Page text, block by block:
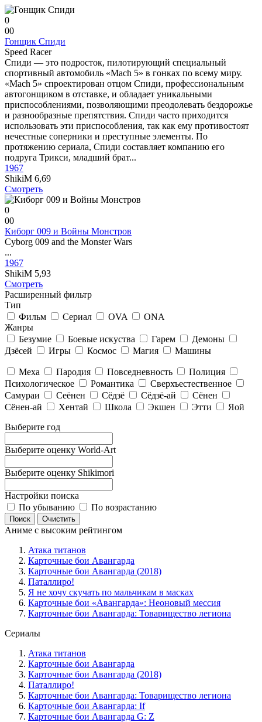
0
00
Гонщик Спиди
Speed Racer
Спиди — это подросток, пилотирующий специальный
спортивный автомобиль «Mach 5» в гонках по всему миру.
«Mach 5» спроектирован отцом Спиди, профессиональным
автогонщиком в отставке, и обладает уникальными
приспособлениями, позволяющими преодолевать бездорожье
и разнообразные препятствия. Спиди часто приходится
использовать эти приспособления, так как ему противостоят
нечестные соперники и преступные элементы. По
протяжению сериала, Спиди составляет компанию его
подруга Трикси, младший брат...
1967
ShikiM 6,69
Смотреть
0
00
Киборг 009 и Войны Монстров
Cyborg 009 and the Monster Wars
...
1967
ShikiM 5,93
Смотреть
Расширенный фильтр
Тип
Фильм
Сериал OVA
ONA
Жанры
Безумие
Боевые искуства Гарем
Демоны
Дзёсей
Игры Космос Магия Машины
Меха Пародия Повседневность
Полиция
Психологическое
Романтика
Сверхъестественное
Самураи
Сеёнен Сёдзё Сёдзё-ай
Сёнен
Сёнен-ай
Хентай Школа Экшен Этти
Яой
Выберите год
Выберите оценку World-Art
Выберите оценку Shikimori
Настройки поиска
По убыванию
По возрастанию
Аниме с высоким рейтингом
Атака титанов
Карточные бои Авангарда
Карточные бои Авангарда (2018)
Паталлиро!
Я не хочу скучать по мальчикам в масках
Карточные бои «Авангарда»: Неоновый мессия
Карточные бои Авангарда: Товарищество легиона
Сериалы
Атака титанов
Карточные бои Авангарда
Карточные бои Авангарда (2018)
Паталлиро!
Карточные бои Авангарда: Товарищество легиона
Карточные бои Авангарда: If
Карточные бои Авангарда G: Z